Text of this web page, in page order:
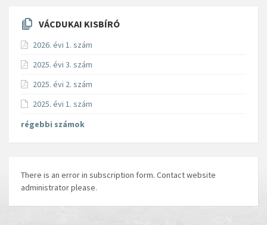
VÁCDUKAI KISBÍRÓ
2026. évi 1. szám
2025. évi 3. szám
2025. évi 2. szám
2025. évi 1. szám
régebbi számok
There is an error in subscription form. Contact website
administrator please.